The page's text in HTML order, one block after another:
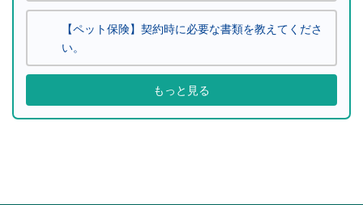
【ペット保険】契約時に必要な書類を教えてくださ
い。
もっと見る